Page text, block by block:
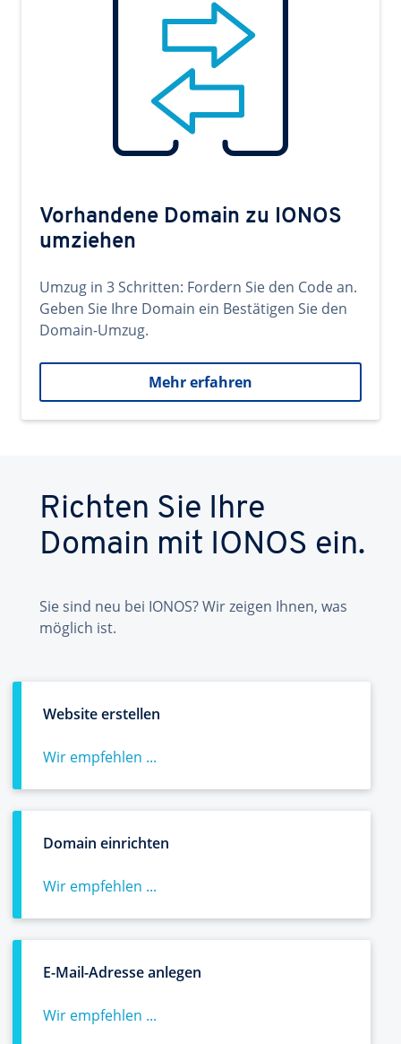
Vorhandene Domain zu IONOS
umziehen
Umzug in 3 Schritten: Fordern Sie den Code an.
Geben Sie Ihre Domain ein Bestätigen Sie den
Domain-Umzug.
Mehr erfahren
Richten Sie Ihre
Domain mit IONOS ein.
Sie sind neu bei IONOS? Wir zeigen Ihnen, was
möglich ist.
Website erstellen
Wir empfehlen ...
Domain einrichten
Wir empfehlen ...
E-Mail-Adresse anlegen
Wir empfehlen ...